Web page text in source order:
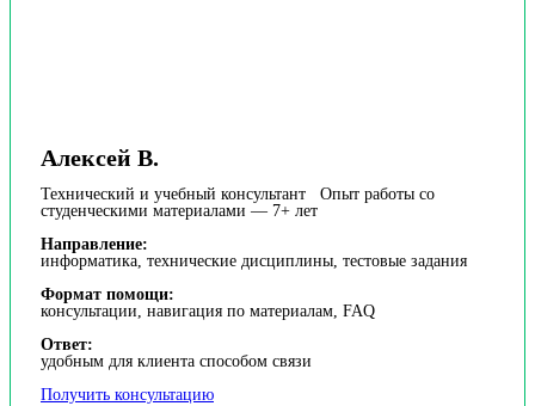
Алексей В.
Технический и учебный консультант Опыт работы со
студенческими материалами — 7+ лет
Направление:
информатика, технические дисциплины, тестовые задания
Формат помощи:
консультации, навигация по материалам, FAQ
Ответ:
удобным для клиента способом связи
Получить консультацию